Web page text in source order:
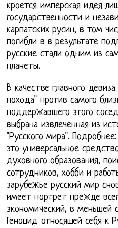
кроется имперская идея
государственности и
карпатских русин, в том
погибли в в результате
русские стали одним из
планеты.
В качестве главного
похода" против самого
поддержавшего этого
выбрана извлеченная из
"Русского мира".
это универсальное
духовного образования,
сотрудников, хобби и
зарубежье русский мир
имеет портрет прежде
экономический, в меньшей
Геноцид относящей себя к